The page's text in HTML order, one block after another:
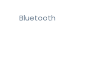
Bluetooth